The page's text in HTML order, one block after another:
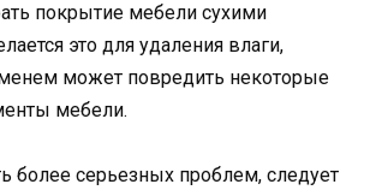
покрытие мебели сухими
это для удаления влаги,
может повредить некоторые
мебели.
более серьезных проблем, следует